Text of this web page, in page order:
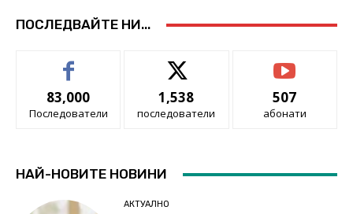
ПОСЛЕДВАЙТЕ НИ...
83,000
Последователи
1,538
последователи
507
абонати
НАЙ-НОВИТЕ НОВИНИ
АКТУАЛНО